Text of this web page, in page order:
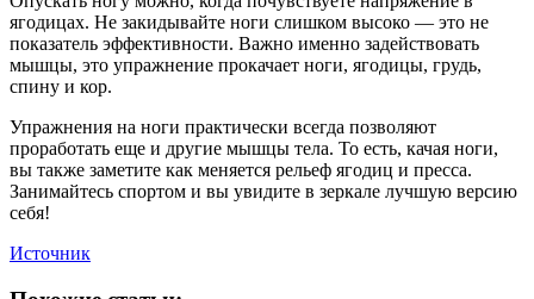
ягодицах. Не закидывайте ноги слишком высоко — это не
показатель эффективности. Важно именно задействовать
мышцы, это упражнение прокачает ноги, ягодицы, грудь,
спину и кор.
Упражнения на ноги практически всегда позволяют
проработать еще и другие мышцы тела. То есть, качая ноги,
вы также заметите как меняется рельеф ягодиц и пресса.
Занимайтесь спортом и вы увидите в зеркале лучшую версию
себя!
Источник